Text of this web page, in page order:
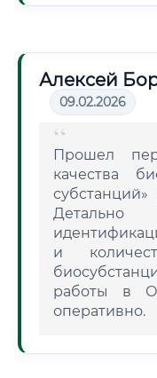
Алексей
09.02.2026
Прошел
качества
Детально
и
работы в
оперативно.